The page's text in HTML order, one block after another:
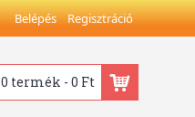
Belépés Regisztráció
0 termék - 0 Ft